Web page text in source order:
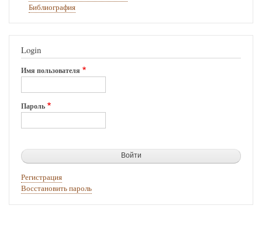
Библиография
Login
Имя пользователя
Пароль
Регистрация
Восстановить пароль